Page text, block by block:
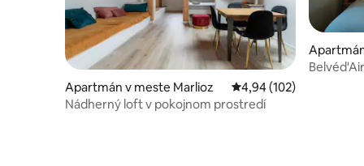
Apartmán v meste Marlioz Priemerné
4,94 (102)
Nádherný loft v pokojnom prostredí
Belvéd'Air